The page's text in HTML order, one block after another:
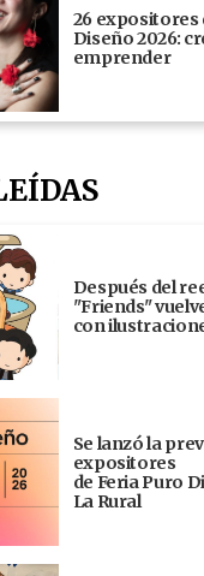
26 expositores
Diseño 2026:
emprender
Después del
"Friends"
con
Se lanzó la
expositores
de Feria Puro
La Rural